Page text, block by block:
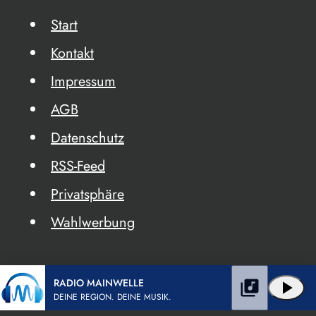
Start
Kontakt
Impressum
AGB
Datenschutz
RSS-Feed
Privatsphäre
Wahlwerbung
RADIO MAINWELLE
DEINE REGION. DEINE MUSIK. play_arrow
library_music